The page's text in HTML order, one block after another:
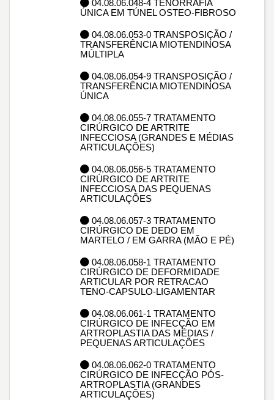
04.08.06.048-4 TENORRAFIA
ÚNICA EM TÚNEL OSTEO-FIBROSO
04.08.06.053-0 TRANSPOSIÇÃO /
TRANSFERÊNCIA MIOTENDINOSA
MÚLTIPLA
04.08.06.054-9 TRANSPOSIÇÃO /
TRANSFERÊNCIA MIOTENDINOSA
ÚNICA
04.08.06.055-7 TRATAMENTO
CIRÚRGICO DE ARTRITE
INFECCIOSA (GRANDES E MÉDIAS
ARTICULAÇÕES)
04.08.06.056-5 TRATAMENTO
CIRÚRGICO DE ARTRITE
INFECCIOSA DAS PEQUENAS
ARTICULAÇÕES
04.08.06.057-3 TRATAMENTO
CIRÚRGICO DE DEDO EM
MARTELO / EM GARRA (MÃO E PÉ)
04.08.06.058-1 TRATAMENTO
CIRÚRGICO DE DEFORMIDADE
ARTICULAR POR RETRACAO
TENO-CAPSULO-LIGAMENTAR
04.08.06.061-1 TRATAMENTO
CIRÚRGICO DE INFECÇÃO EM
ARTROPLASTIA DAS MÉDIAS /
PEQUENAS ARTICULAÇÕES
04.08.06.062-0 TRATAMENTO
CIRÚRGICO DE INFECÇÃO PÓS-
ARTROPLASTIA (GRANDES
ARTICULAÇÕES)